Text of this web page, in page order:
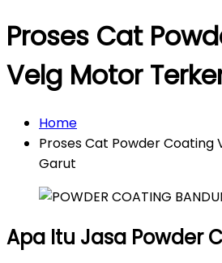
Proses Cat
Velg Motor
Home
Proses Cat Powder Coating
Garut
Apa Itu Jasa Powder